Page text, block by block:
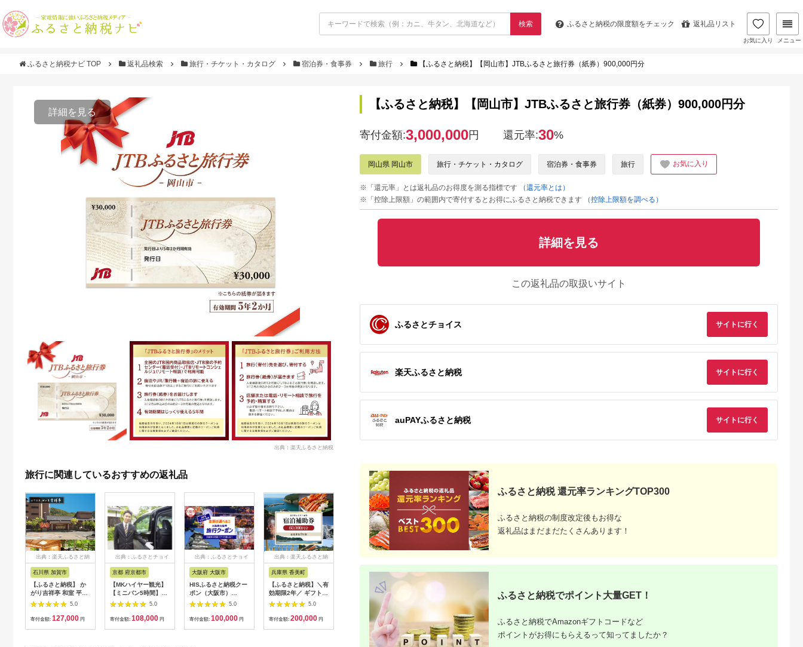
検索 ふるさと納税の限度額をチェック 返礼品リスト
お気に入り メニュー
ふるさと納税ナビ TOP 返礼品検索 旅行・チケット・カタログ 宿泊券・食事券 旅行 【ふるさと納税】【岡山市】JTBふるさと旅行券（紙券）900,000円分
詳細を見る
出典：楽天ふるさと納税
旅行に関連しているおすすめの返礼品
出典：楽天ふるさと納
石川県 加賀市
【ふるさと納税】 か
がり吉祥亭 和室 平日
限定 ペア宿泊券 1泊2
食付 2名 ペア 食事付
温泉 宿泊券 旅行 トラ
5.0
寄付金額: 127,000 円
出典：ふるさとチョイ
京都 府京都市
【MKハイヤー観光】
【ミニバン5時間】ド
ライバーとめぐるとっ
ておきの京都観光（3
／21-6／20・10／1-
5.0
寄付金額: 108,000 円
出典：ふるさとチョイ
大阪府 大阪市
HISふるさと納税クー
ポン（大阪市）
30,000円分_OS039-
5.0
寄付金額: 100,000 円
出典：楽天ふるさと納
兵庫県 香美町
【ふるさと納税】＼有
効期限2年／ ギフトに
も使える 宿泊補助券
60,000円分 宿泊助成
券 宿泊券 旅 トラベル
5.0
寄付金額: 200,000 円
出典：楽天ふるさと納
税
栃木県 日光市
【ふるさと納税】ぐる
り日光感謝券【商品券
1万5千円分】｜旅行
券 クーポン券 お食事
券 旅行 観光 温泉 旅
館 ホテル カフェ レジ
ャー施設 地域商品券
チケット 日光市
寄付金額:50,000円
出典：ふるラボ
三重県 多気町
宿泊券 90,000円分 コ
パンが監修したはじめ
HACIENDA VISON ハ
シェンダ ヴィソン マ
ナーホテル ホテルチ
ケット ホテル宿泊券
5.0
300,000
出典：楽天ふるさと納
税
たらコレ！ ひがしい
ず 満喫 宿泊 補助
B001／静岡県 東伊
豆町
寄付金額: 20,000 円
出典：ふるラボ
宿泊クーポン券 3,000
円分 あしずり温泉郷
家族 温泉 ホテル 観光
旅行 国内旅行 宿泊 宿
泊施設 自然 旅館 高知
寄付金額:10,000 円
出典：楽天ふるさと納
税
出典：さとふ
【ふるさと納税】【岡山市】JTBふるさと旅行券（紙券）900,000円分
寄付金額:3,000,000円 還元率:30%
岡山県 岡山市 旅行・チケット・カタログ 宿泊券・食事券 旅行 お気に入り
※「還元率」とは返礼品のお得度を測る指標です
（還元率とは）
※「控除上限額」の範囲内で寄付するとお得にふるさと納税できます
（控除上限額を調べる）
詳細を見る
この返礼品の取扱いサイト
ふるさとチョイス サイトに行く
楽天ふるさと納税 サイトに行く
auPAYふるさと納税 サイトに行く
ふるさと納税 還元率ランキングTOP300
ふるさと納税の制度改定後もお得な
返礼品はまだまだたくさんあります！
ふるさと納税でポイント大量GET！
ふるさと納税でAmazonギフトコードなど
ポイントがお得にもらえるって知ってましたか？